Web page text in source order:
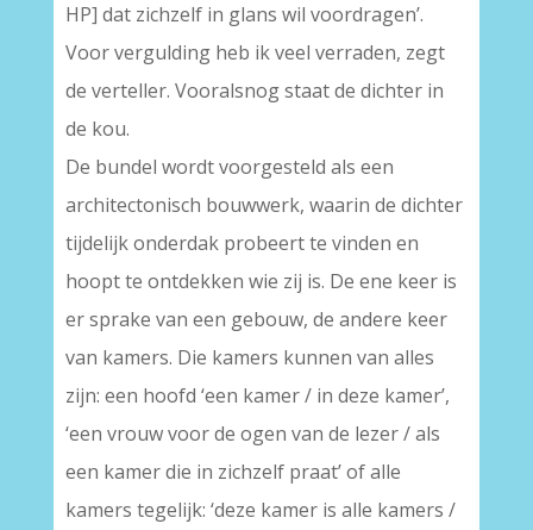
HP] dat zichzelf in glans wil voordragen’.
Voor vergulding heb ik veel verraden, zegt
de verteller. Vooralsnog staat de dichter in
de kou.
De bundel wordt voorgesteld als een
architectonisch bouwwerk, waarin de dichter
tijdelijk onderdak probeert te vinden en
hoopt te ontdekken wie zij is. De ene keer is
er sprake van een gebouw, de andere keer
van kamers. Die kamers kunnen van alles
zijn: een hoofd ‘een kamer / in deze kamer’,
‘een vrouw voor de ogen van de lezer / als
een kamer die in zichzelf praat’ of alle
kamers tegelijk: ‘deze kamer is alle kamers /